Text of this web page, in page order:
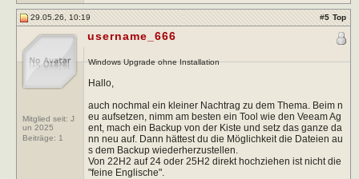
29.05.26, 10:19 #5 Top
Mitglied seit: J
un 2025
Beiträge: 1
username_666
Windows Upgrade ohne Installation
Hallo,
auch nochmal ein kleiner Nachtrag zu dem Thema. Beim n
eu aufsetzen, nimm am besten ein Tool wie den Veeam Ag
ent, mach ein Backup von der Kiste und setz das ganze da
nn neu auf. Dann hättest du die Möglichkeit die Dateien au
s dem Backup wiederherzustellen.
Von 22H2 auf 24 oder 25H2 direkt hochziehen ist nicht die
"feine Englische".